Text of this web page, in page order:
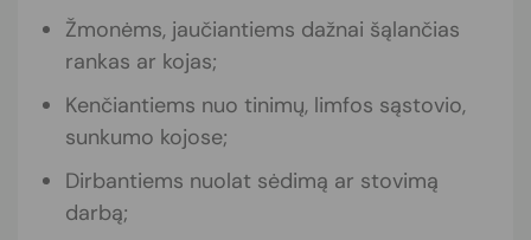
Žmonėms, jaučiantiems dažnai šąlančias
rankas ar kojas;
Kenčiantiems nuo tinimų, limfos sąstovio,
sunkumo kojose;
Dirbantiems nuolat sėdimą ar stovimą
darbą;